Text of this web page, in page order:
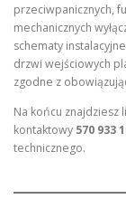
przeciwpanicznych,
mechanicznych
schematy
drzwi wejściowych
zgodne z
Na końcu znajdziesz
kontaktowy 570 933
technicznego.